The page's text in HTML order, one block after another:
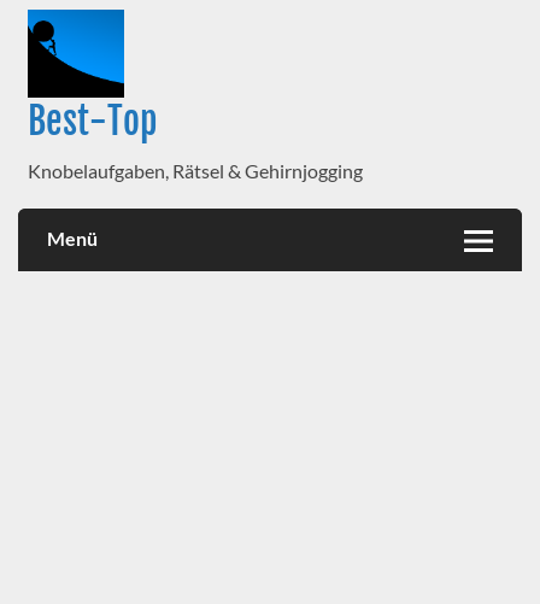
Best-Top
Knobelaufgaben, Rätsel & Gehirnjogging
Menü